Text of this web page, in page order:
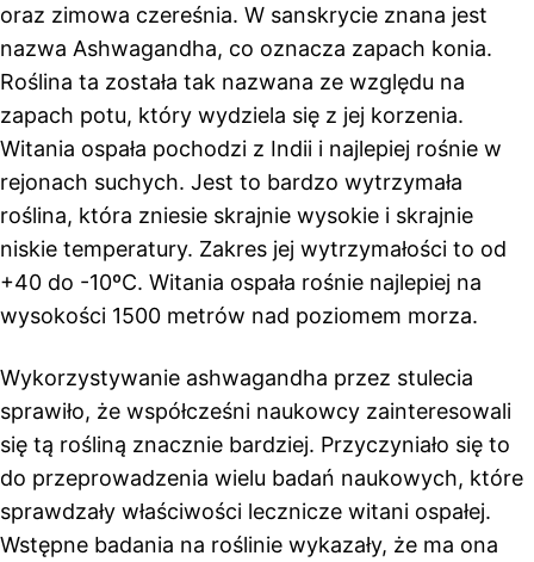
oraz zimowa czereśnia. W sanskrycie znana jest
nazwa Ashwagandha, co oznacza zapach konia.
Roślina ta została tak nazwana ze względu na
zapach potu, który wydziela się z jej korzenia.
Witania ospała pochodzi z Indii i najlepiej rośnie w
rejonach suchych. Jest to bardzo wytrzymała
roślina, która zniesie skrajnie wysokie i skrajnie
niskie temperatury. Zakres jej wytrzymałości to od
+40 do -10ºC. Witania ospała rośnie najlepiej na
wysokości 1500 metrów nad poziomem morza.
Wykorzystywanie ashwagandha przez stulecia
sprawiło, że współcześni naukowcy zainteresowali
się tą rośliną znacznie bardziej. Przyczyniało się to
do przeprowadzenia wielu badań naukowych, które
sprawdzały właściwości lecznicze witani ospałej.
Wstępne badania na roślinie wykazały, że ma ona